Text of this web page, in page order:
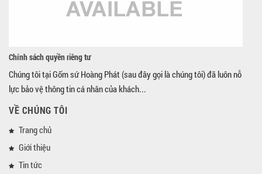
Chính sách quyền riêng tư
Chúng tôi tại Gốm sứ Hoàng Phát (sau đây gọi là chúng tôi) đã luôn nỗ
lực bảo vệ thông tin cá nhân của khách...
VỀ CHÚNG TÔI
Trang chủ
Giới thiệu
Tin tức